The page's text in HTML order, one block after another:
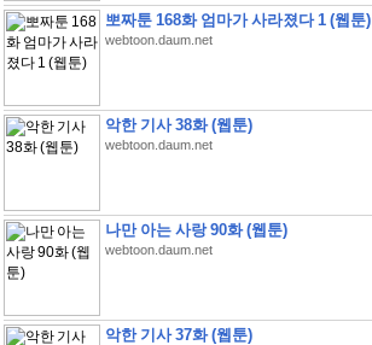
뽀짜툰 168화 엄마가 사라졌다 1 (웹툰)
webtoon.daum.net
악한 기사 38화 (웹툰)
webtoon.daum.net
나만 아는 사랑 90화 (웹툰)
webtoon.daum.net
악한 기사 37화 (웹툰)